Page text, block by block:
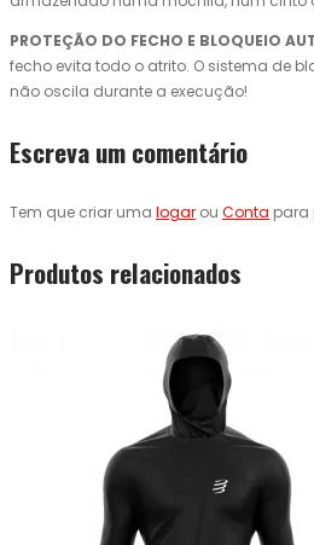
PROTEÇÃO DO FECHO E BLOQUEIO
fecho evita todo o atrito. O sistema de
não oscila durante a execução!
Escreva um comentário
Tem que criar uma logar ou Conta para
Produtos relacionados